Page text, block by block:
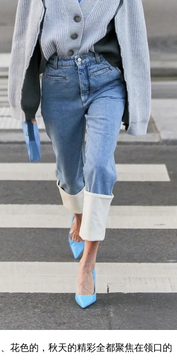
色的，秋天的精彩全都聚焦在领口的